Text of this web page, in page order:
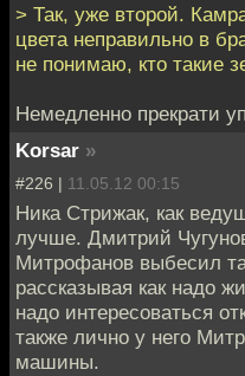
> Так, уже второй.
цвета неправильно в
не понимаю, кто такие
Немедленно прекрати
Korsar »
#226 | 11.05.12 00:15
Ника Стрижак, как
лучше. Дмитрий
Митрофанов выбесил
рассказывая как надо
надо интересоваться
также лично у него
машины.